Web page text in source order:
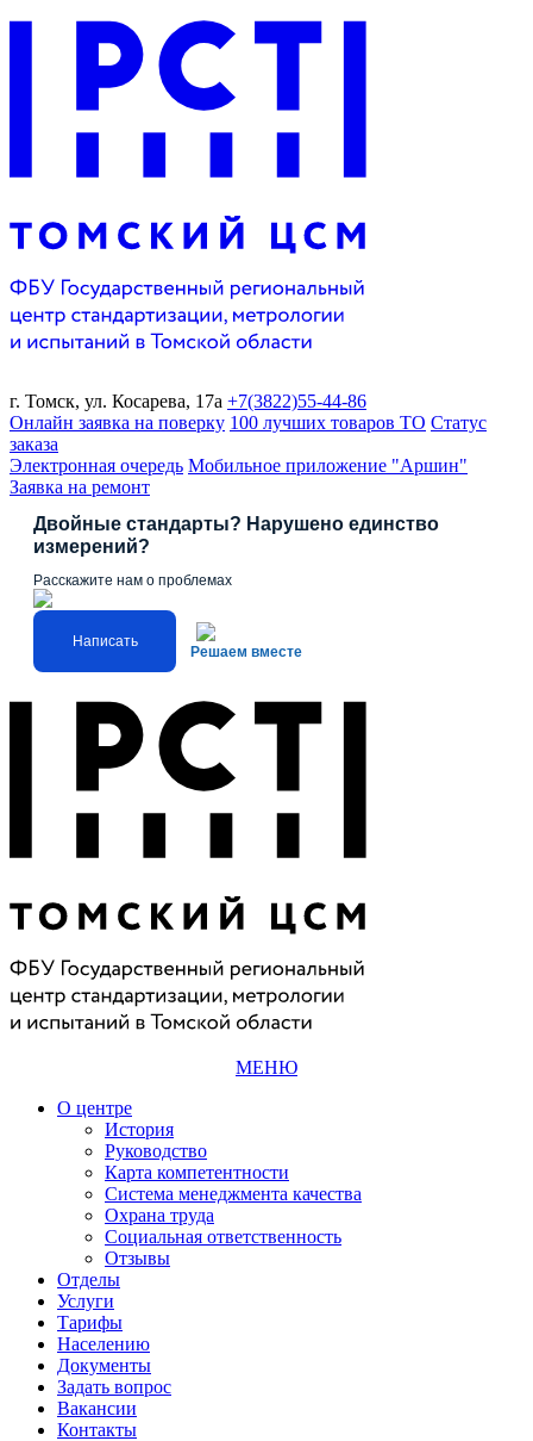
г. Томск, ул. Косарева, 17а +7(3822)55-44-86
Онлайн заявка на поверку 100 лучших товаров ТО Статус
заказа
Электронная очередь Мобильное приложение "Аршин"
Заявка на ремонт
Двойные стандарты? Нарушено единство
измерений?
Расскажите нам о проблемах
Написать
Решаем вместе
МЕНЮ
О центре
История
Руководство
Карта компетентности
Система менеджмента качества
Охрана труда
Социальная ответственность
Отзывы
Отделы
Услуги
Тарифы
Населению
Документы
Задать вопрос
Вакансии
Контакты